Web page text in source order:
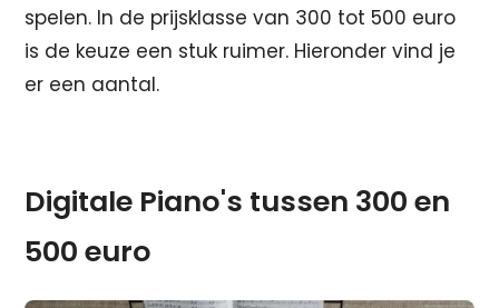
spelen. In de prijsklasse van 300 tot 500 euro
is de keuze een stuk ruimer. Hieronder vind je
er een aantal.
Digitale Piano's tussen 300 en
500 euro